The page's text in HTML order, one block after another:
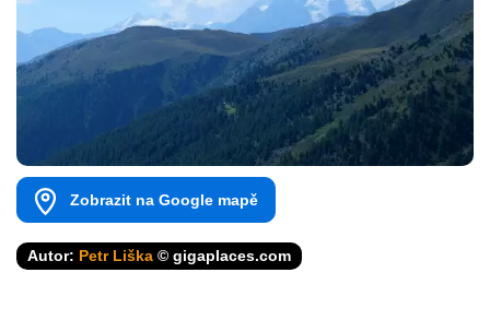
Zobrazit na Google mapě
Autor: Petr Liška © gigaplaces.com